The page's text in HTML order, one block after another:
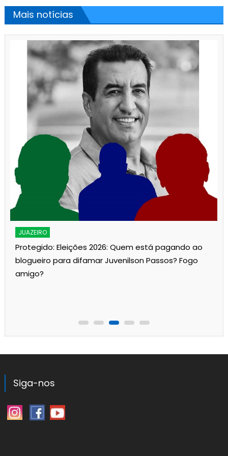
Mais notícias
JUAZEIRO
Protegido: Eleições 2026: Quem está pagando ao
blogueiro para difamar Juvenilson Passos? Fogo
amigo?
Siga-nos